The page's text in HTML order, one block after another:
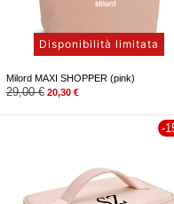
Disponibilità limitata
Milord MAXI SHOPPER (pink)
29,00€ 20,30 €
-